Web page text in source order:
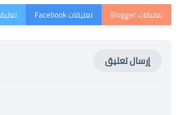
إرسال تعليق